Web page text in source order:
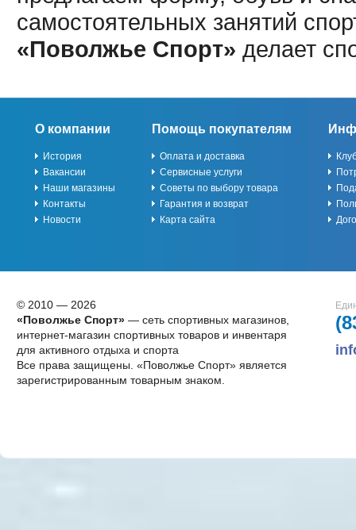
самостоятельных занятий
«Поволжье Спорт» делает
О компании
История
Вакансии
Наши магазины
Контакты
Новости
Помощь покупателям
Оплата и доставка
Сервисные услуги
Советы по выбору товара
Гарантия и возврат
Карта сайта
© 2010 — 2026
«Поволжье Спорт»— сеть спортивных магазинов,
интернет-магазин спортивных товаров и инвентаря
для активного отдыха и спорта
Все права защищены. «Поволжье Спорт» является
зарегистрированным товарным знаком.